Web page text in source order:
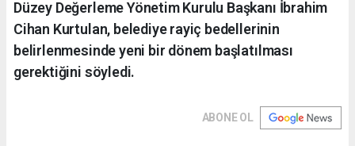
Düzey Değerleme Yönetim Kurulu Başkanı İbrahim
Cihan Kurtulan, belediye rayiç bedellerinin
belirlenmesinde yeni bir dönem başlatılması
gerektiğini söyledi.
ABONE OL